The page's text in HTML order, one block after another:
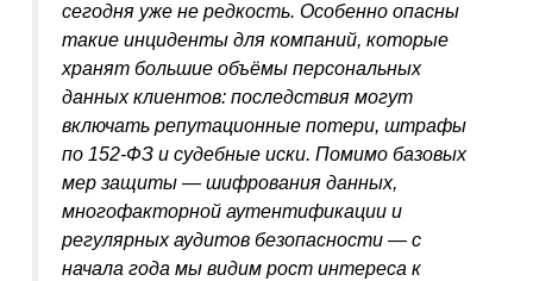
сегодня уже не редкость. Особенно опасны
такие инциденты для компаний, которые
хранят большие объёмы персональных
данных клиентов: последствия могут
включать репутационные потери, штрафы
по 152-ФЗ и судебные иски. Помимо базовых
мер защиты — шифрования данных,
многофакторной аутентификации и
регулярных аудитов безопасности — с
начала года мы видим рост интереса к